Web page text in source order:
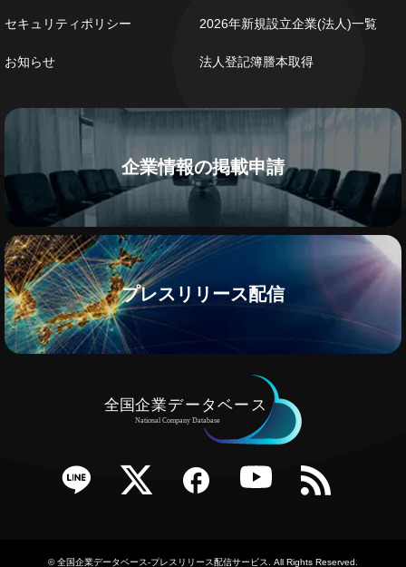
セキュリティポリシー
お知らせ
2026年新規設立企業(法人)一覧
法人登記簿謄本取得
企業情報の掲載申請
プレスリリース配信
Twitter Facebook YouTube RSS
©全国企業データベース-プレスリリース配信サービス. All Rights Reserved.